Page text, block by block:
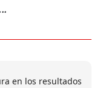
en los resultados